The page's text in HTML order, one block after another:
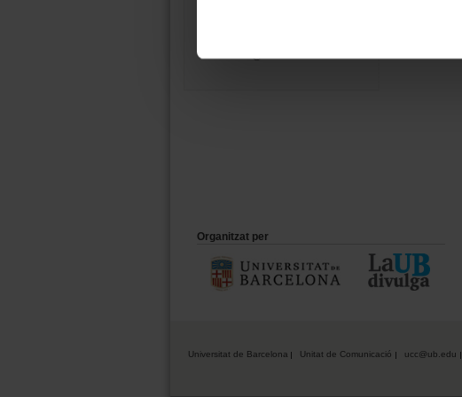
ucc@ub.edu
Organitzat per
Universitat de Barcelona Unitat de Comunicació ucc@ub.edu